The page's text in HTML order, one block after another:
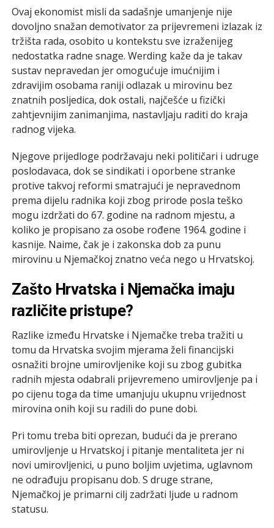
Ovaj ekonomist misli da sadašnje umanjenje nije
dovoljno snažan demotivator za prijevremeni izlazak iz
tržišta rada, osobito u kontekstu sve izraženijeg
nedostatka radne snage. Werding kaže da je takav
sustav nepravedan jer omogućuje imućnijim i
zdravijim osobama raniji odlazak u mirovinu bez
znatnih posljedica, dok ostali, najčešće u fizički
zahtjevnijim zanimanjima, nastavljaju raditi do kraja
radnog vijeka.
Njegove prijedloge podržavaju neki političari i udruge
poslodavaca, dok se sindikati i oporbene stranke
protive takvoj reformi smatrajući je nepravednom
prema dijelu radnika koji zbog prirode posla teško
mogu izdržati do 67. godine na radnom mjestu, a
koliko je propisano za osobe rođene 1964. godine i
kasnije. Naime, čak je i zakonska dob za punu
mirovinu u Njemačkoj znatno veća nego u Hrvatskoj.
Zašto Hrvatska i Njemačka imaju
različite pristupe?
Razlike između Hrvatske i Njemačke treba tražiti u
tomu da Hrvatska svojim mjerama želi financijski
osnažiti brojne umirovljenike koji su zbog gubitka
radnih mjesta odabrali prijevremeno umirovljenje pa i
po cijenu toga da time umanjuju ukupnu vrijednost
mirovina onih koji su radili do pune dobi.
Pri tomu treba biti oprezan, budući da je prerano
umirovljenje u Hrvatskoj i pitanje mentaliteta jer ni
novi umirovljenici, u puno boljim uvjetima, uglavnom
ne odrađuju propisanu dob. S druge strane,
Njemačkoj je primarni cilj zadržati ljude u radnom
statusu.